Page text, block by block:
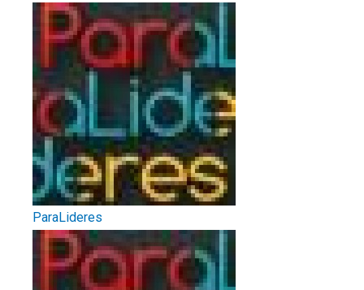
ParaLideres